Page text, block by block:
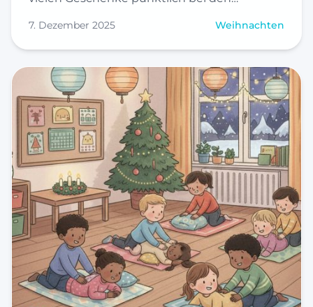
7. Dezember 2025 Weihnachten